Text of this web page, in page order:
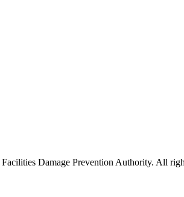
Damage Prevention Authority. All